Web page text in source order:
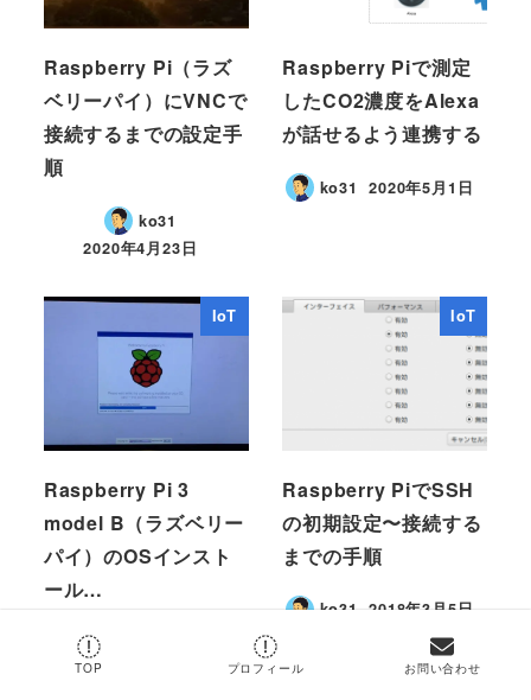
Raspberry Pi（ラズ
ベリーパイ）にVNCで
接続するまでの設定手
順
ko31
2020年4月23日
Raspberry Piで測定
したCO2濃度をAlexa
が話せるよう連携する
ko31 2020年5月1日
IoT
Raspberry Pi 3
model B（ラズベリー
パイ）のOSインスト
ール…
2017年9月30日
IoT
Raspberry PiでSSH
の初期設定〜接続する
までの手順
ko31 2018年3月5日
TOP プロフィール お問い合わせ